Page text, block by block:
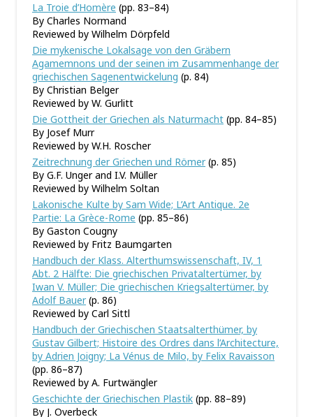
La Troie d’Homère (pp. 83–84)
By Charles Normand
Reviewed by Wilhelm Dörpfeld
Die mykenische Lokalsage von den Gräbern
Agamemnons und der seinen im Zusammenhange der
griechischen Sagenentwickelung (p. 84)
By Christian Belger
Reviewed by W. Gurlitt
Die Gottheit der Griechen als Naturmacht (pp. 84–85)
By Josef Murr
Reviewed by W.H. Roscher
Zeitrechnung der Griechen und Römer(p. 85)
By G.F. Unger and I.V. Müller
Reviewed by Wilhelm Soltan
Lakonische Kulte by Sam Wide; L’Art Antique. 2e
Partie: La Grèce-Rome (pp. 85–86)
By Gaston Cougny
Reviewed by Fritz Baumgarten
Handbuch der Klass. Alterthumswissenschaft, IV, 1
Abt. 2 Hälfte: Die griechischen Privataltertümer, by
Iwan V. Müller; Die griechischen Kriegsaltertümer, by
Adolf Bauer(p. 86)
Reviewed by Carl Sittl
Handbuch der Griechischen Staatsalterthümer, by
Gustav Gilbert; Histoire des Ordres dans l’Architecture,
by Adrien Joigny; La Vénus de Milo, by Felix Ravaisson
(pp. 86–87)
Reviewed by A. Furtwängler
Geschichte der Griechischen Plastik (pp. 88–89)
By J. Overbeck